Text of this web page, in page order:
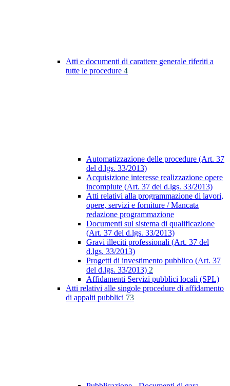
Atti e documenti di carattere generale riferiti a
tutte le procedure 4
Automatizzazione delle procedure (Art. 37
del d.lgs. 33/2013)
Acquisizione interesse realizzazione opere
incompiute (Art. 37 del d.lgs. 33/2013)
Atti relativi alla programmazione di lavori,
opere, servizi e forniture / Mancata
redazione programmazione
Documenti sul sistema di qualificazione
(Art. 37 del d.lgs. 33/2013)
Gravi illeciti professionali (Art. 37 del
d.lgs. 33/2013)
Progetti di investimento pubblico (Art. 37
del d.lgs. 33/2013) 2
Affidamenti Servizi pubblici locali (SPL)
Atti relativi alle singole procedure di affidamento
di appalti pubblici 73